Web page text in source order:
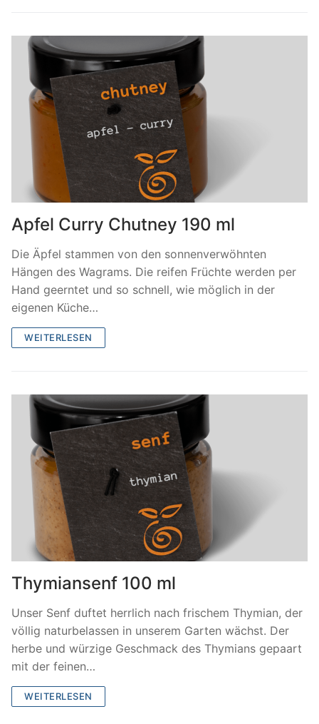
Apfel Curry Chutney 190 ml
Die Äpfel stammen von den sonnenverwöhnten
Hängen des Wagrams. Die reifen Früchte werden per
Hand geerntet und so schnell, wie möglich in der
eigenen Küche…
WEITERLESEN
Thymiansenf 100 ml
Unser Senf duftet herrlich nach frischem Thymian, der
völlig naturbelassen in unserem Garten wächst. Der
herbe und würzige Geschmack des Thymians gepaart
mit der feinen…
WEITERLESEN